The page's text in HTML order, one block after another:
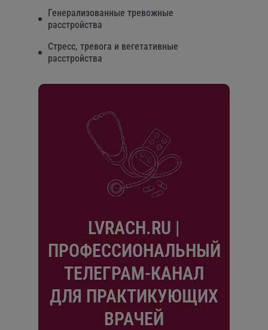
Генерализованные тревожные
расстройства
Стресс, тревога и вегетативные
расстройства
LVRACH.RU |
ПРОФЕССИОНАЛЬНЫЙ
ТЕЛЕГРАМ-КАНАЛ
ДЛЯ ПРАКТИКУЮЩИХ
ВРАЧЕЙ